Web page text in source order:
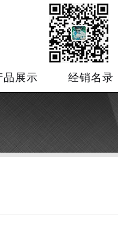
品展示 经销名录